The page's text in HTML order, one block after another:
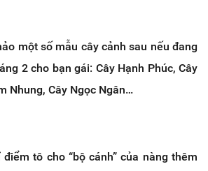
một số mẫu cây cảnh sau nếu đang
2 cho bạn gái: Cây Hạnh Phúc, Cây
Nhung, Cây Ngọc Ngân…
tô cho “bộ cánh” của nàng thêm